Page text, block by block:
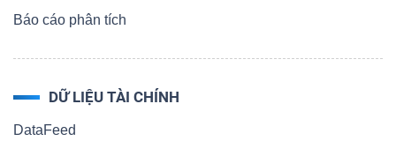
Báo cáo phân tích
DỮ LIỆU TÀI CHÍNH
DataFeed